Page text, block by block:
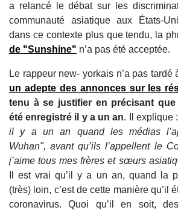
a relancé le débat sur les
communauté asiatique aux États-
dans ce contexte plus que tendu, la
de "Sunshine" n’a pas été acceptée.
Le rappeur new- yorkais n’a pas tardé
un adepte des annonces sur les
tenu à se justifier en précisant
été enregistré il y a un an. Il explique :
il y a un an quand les médias
Wuhan", avant qu’ils l’appellent le
j’aime tous mes frères et sœurs
Il est vrai qu’il y a un an, quand la
(très) loin, c’est de cette manière qu’il
coronavirus. Quoi qu’il en soit,